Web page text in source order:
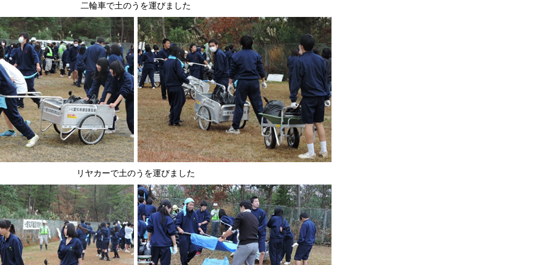
二輪車で土のうを運びました
リヤカーで土のうを運びました